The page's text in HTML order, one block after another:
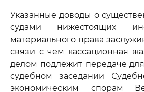
Указанные доводы о
судами нижестоящих
материального права
связи с чем кассационная
делом подлежит передаче
судебном заседании
экономическим спорам